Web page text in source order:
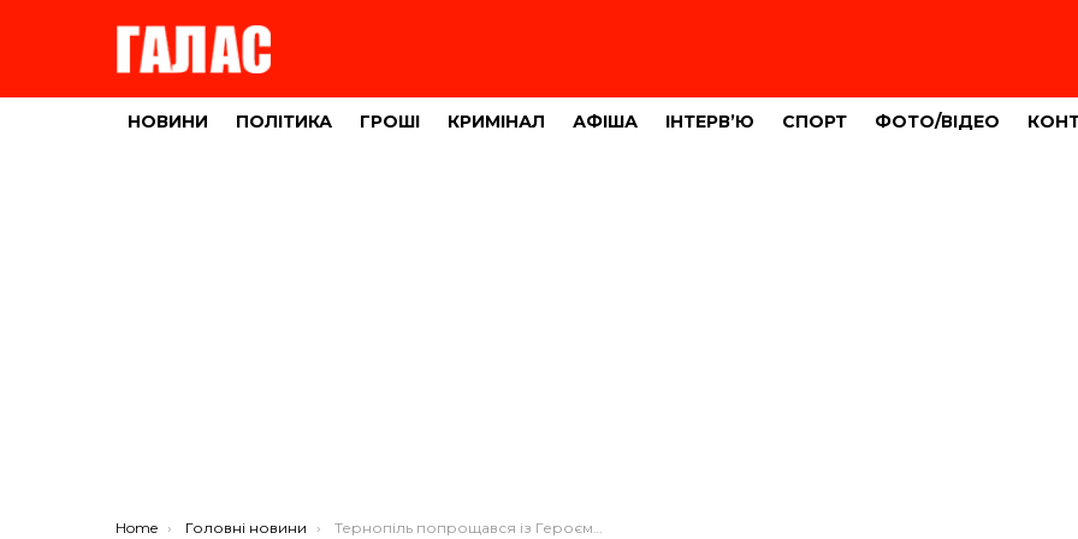
НОВИНИ ПОЛІТИКА ГРОШІ КРИМІНАЛ АФІША ІНТЕРВ’Ю СПОРТ ФОТО/ВІДЕО
You are here:
Home Головні новини Тернопіль попрощався із Героєм Михайлом Левківим (ФОТО)